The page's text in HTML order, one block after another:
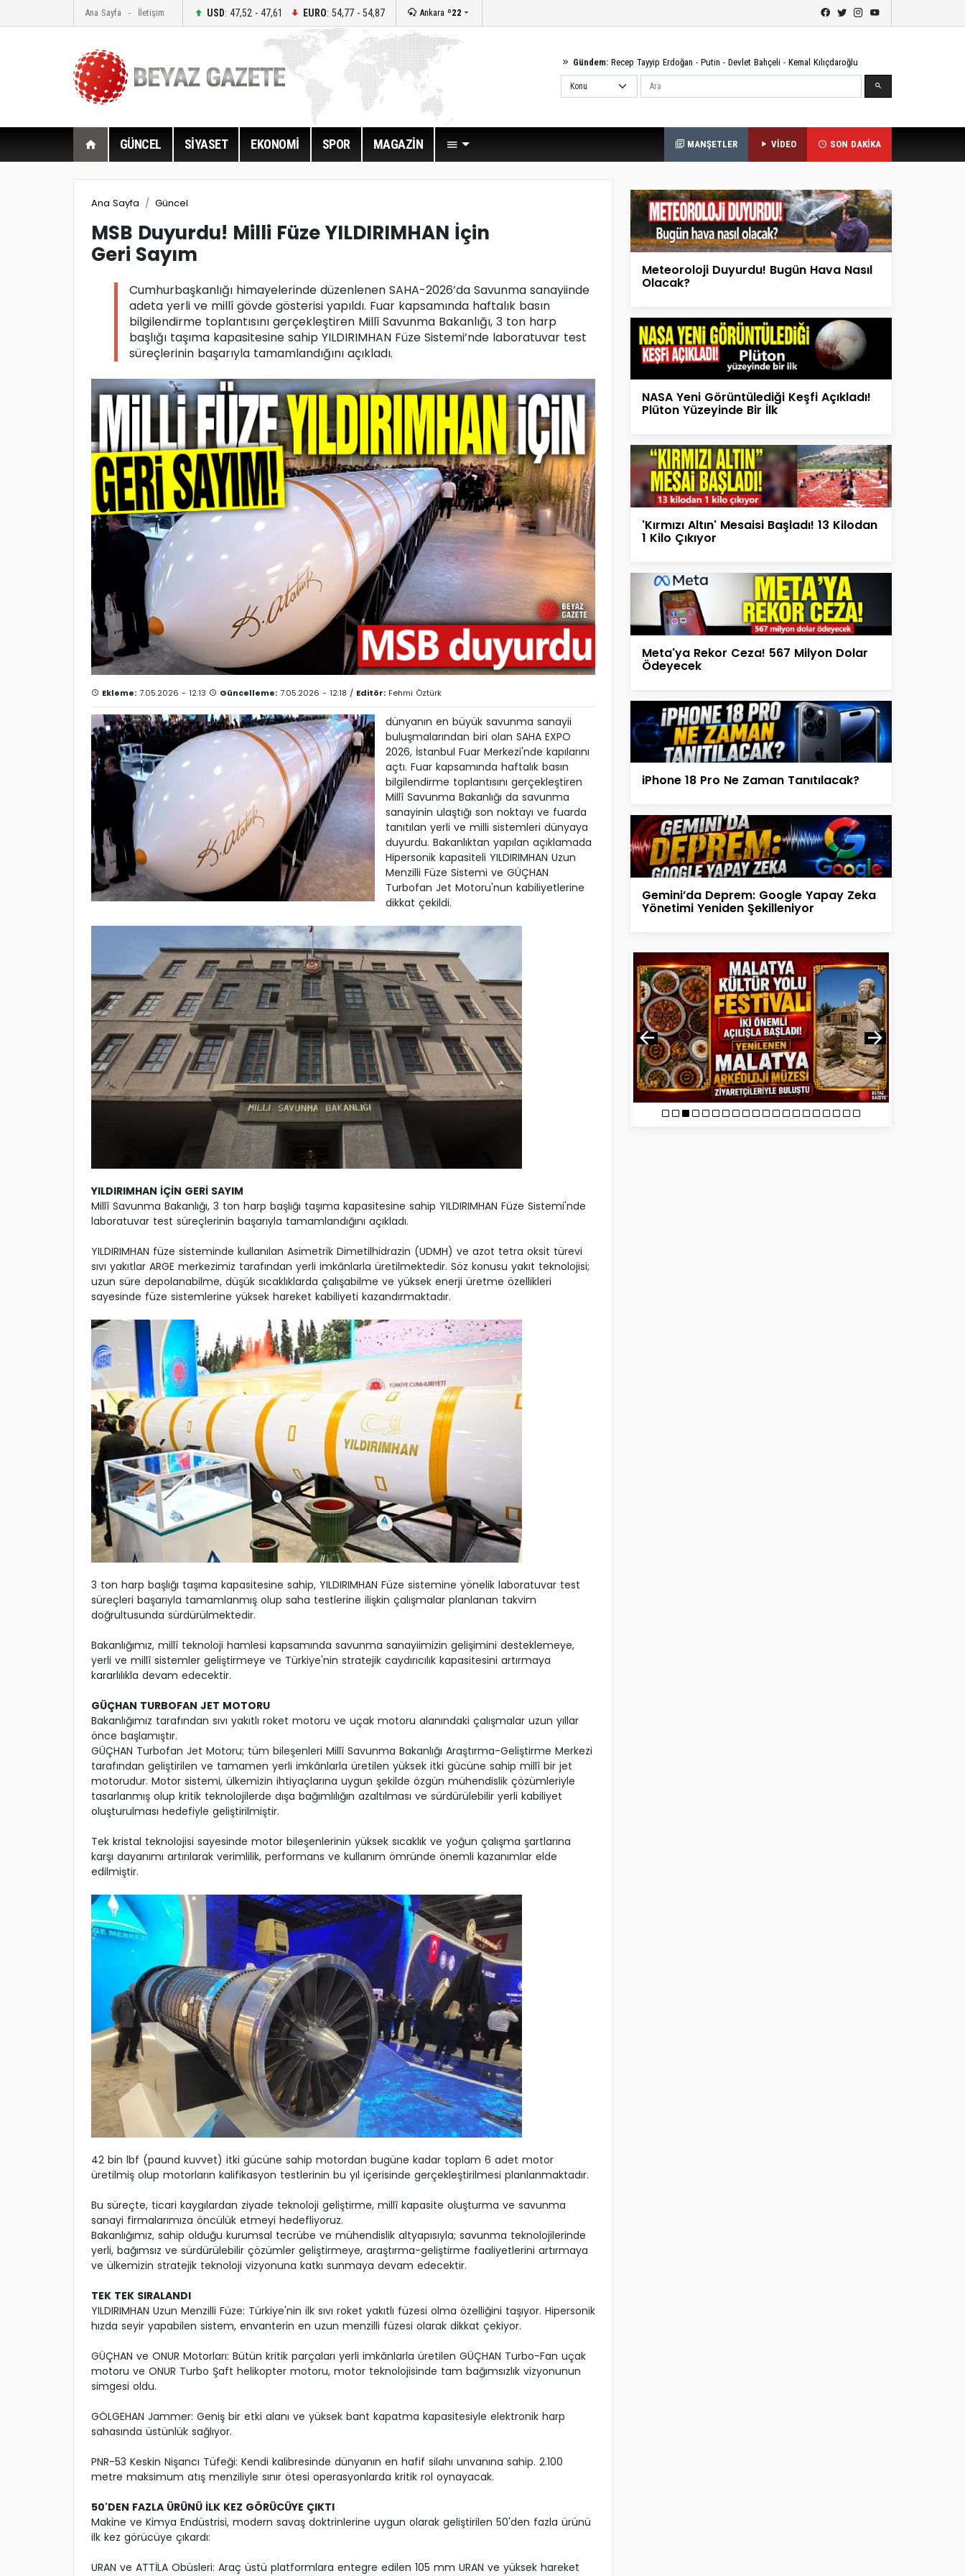
Ana Sayfa İletişim USD: 47,52 - 47,61 EURO: 54,77 - 54,87 Ankara º22
Gündem: Recep Tayyip Erdoğan - Putin - Devlet Bahçeli - Kemal Kılıçdaroğlu
Ara
GÜNCEL SİYASET EKONOMİ SPOR MAGAZİN MANŞETLER VİDEO SON DAKİKA
Ana Sayfa Güncel
MSB Duyurdu! Milli Füze YILDIRIMHAN İçin
Geri Sayım
Cumhurbaşkanlığı himayelerinde düzenlenen SAHA-2026’da Savunma sanayiinde
adeta yerli ve millî gövde gösterisi yapıldı. Fuar kapsamında haftalık basın
bilgilendirme toplantısını gerçekleştiren Millî Savunma Bakanlığı, 3 ton harp
başlığı taşıma kapasitesine sahip YILDIRIMHAN Füze Sistemi’nde laboratuvar test
süreçlerinin başarıyla tamamlandığını açıkladı.
Ekleme: 7.05.2026 - 12:13 Güncelleme: 7.05.2026 - 12:18 / Editör: Fehmi Öztürk
dünyanın en büyük savunma sanayii
buluşmalarından biri olan SAHA EXPO
2026, İstanbul Fuar Merkezi'nde kapılarını
açtı. Fuar kapsamında haftalık basın
bilgilendirme toplantısını gerçekleştiren
Millî Savunma Bakanlığı da savunma
sanayinin ulaştığı son noktayı ve fuarda
tanıtılan yerli ve milli sistemleri dünyaya
duyurdu. Bakanlıktan yapılan açıklamada
Hipersonik kapasiteli YILDIRIMHAN Uzun
Menzilli Füze Sistemi ve GÜÇHAN
Turbofan Jet Motoru'nun kabiliyetlerine
dikkat çekildi.
YILDIRIMHAN İÇİN GERİ SAYIM
Millî Savunma Bakanlığı, 3 ton harp başlığı taşıma kapasitesine sahip YILDIRIMHAN Füze Sistemi'nde
laboratuvar test süreçlerinin başarıyla tamamlandığını açıkladı.
YILDIRIMHAN füze sisteminde kullanılan Asimetrik Dimetilhidrazin (UDMH) ve azot tetra oksit türevi
sıvı yakıtlar ARGE merkezimiz tarafından yerli imkânlarla üretilmektedir. Söz konusu yakıt teknolojisi;
uzun süre depolanabilme, düşük sıcaklıklarda çalışabilme ve yüksek enerji üretme özellikleri
sayesinde füze sistemlerine yüksek hareket kabiliyeti kazandırmaktadır.
3 ton harp başlığı taşıma kapasitesine sahip, YILDIRIMHAN Füze sistemine yönelik laboratuvar test
süreçleri başarıyla tamamlanmış olup saha testlerine ilişkin çalışmalar planlanan takvim
doğrultusunda sürdürülmektedir.
Bakanlığımız, millî teknoloji hamlesi kapsamında savunma sanayiimizin gelişimini desteklemeye,
yerli ve millî sistemler geliştirmeye ve Türkiye'nin stratejik caydırıcılık kapasitesini artırmaya
kararlılıkla devam edecektir.
GÜÇHAN TURBOFAN JET MOTORU
Bakanlığımız tarafından sıvı yakıtlı roket motoru ve uçak motoru alanındaki çalışmalar uzun yıllar
önce başlamıştır.
GÜÇHAN Turbofan Jet Motoru; tüm bileşenleri Millî Savunma Bakanlığı Araştırma-Geliştirme Merkezi
tarafından geliştirilen ve tamamen yerli imkânlarla üretilen yüksek itki gücüne sahip millî bir jet
motorudur. Motor sistemi, ülkemizin ihtiyaçlarına uygun şekilde özgün mühendislik çözümleriyle
tasarlanmış olup kritik teknolojilerde dışa bağımlılığın azaltılması ve sürdürülebilir yerli kabiliyet
oluşturulması hedefiyle geliştirilmiştir.
Tek kristal teknolojisi sayesinde motor bileşenlerinin yüksek sıcaklık ve yoğun çalışma şartlarına
karşı dayanımı artırılarak verimlilik, performans ve kullanım ömründe önemli kazanımlar elde
edilmiştir.
42 bin lbf (paund kuvvet) itki gücüne sahip motordan bugüne kadar toplam 6 adet motor
üretilmiş olup motorların kalifikasyon testlerinin bu yıl içerisinde gerçekleştirilmesi planlanmaktadır.
Bu süreçte, ticari kaygılardan ziyade teknoloji geliştirme, millî kapasite oluşturma ve savunma
sanayi firmalarımıza öncülük etmeyi hedefliyoruz.
Bakanlığımız, sahip olduğu kurumsal tecrübe ve mühendislik altyapısıyla; savunma teknolojilerinde
yerli, bağımsız ve sürdürülebilir çözümler geliştirmeye, araştırma-geliştirme faaliyetlerini artırmaya
ve ülkemizin stratejik teknoloji vizyonuna katkı sunmaya devam edecektir.
TEK TEK SIRALANDI
YILDIRIMHAN Uzun Menzilli Füze: Türkiye'nin ilk sıvı roket yakıtlı füzesi olma özelliğini taşıyor. Hipersonik
hızda seyir yapabilen sistem, envanterin en uzun menzilli füzesi olarak dikkat çekiyor.
GÜÇHAN ve ONUR Motorları: Bütün kritik parçaları yerli imkânlarla üretilen GÜÇHAN Turbo-Fan uçak
motoru ve ONUR Turbo Şaft helikopter motoru, motor teknolojisinde tam bağımsızlık vizyonunun
simgesi oldu.
GÖLGEHAN Jammer: Geniş bir etki alanı ve yüksek bant kapatma kapasitesiyle elektronik harp
sahasında üstünlük sağlıyor.
PNR-53 Keskin Nişancı Tüfeği: Kendi kalibresinde dünyanın en hafif silahı unvanına sahip. 2.100
metre maksimum atış menziliyle sınır ötesi operasyonlarda kritik rol oynayacak.
50'DEN FAZLA ÜRÜNÜ İLK KEZ GÖRÜCÜYE ÇIKTI
Makine ve Kimya Endüstrisi, modern savaş doktrinlerine uygun olarak geliştirilen 50'den fazla ürünü
ilk kez görücüye çıkardı:
URAN ve ATTİLA Obüsleri: Araç üstü platformlara entegre edilen 105 mm URAN ve yüksek hareket
Meteoroloji Duyurdu! Bugün Hava Nasıl
Olacak?
NASA Yeni Görüntülediği Keşfi Açıkladı!
Plüton Yüzeyinde Bir İlk
'Kırmızı Altın' Mesaisi Başladı! 13 Kilodan
1 Kilo Çıkıyor
Meta'ya Rekor Ceza! 567 Milyon Dolar
Ödeyecek
iPhone 18 Pro Ne Zaman Tanıtılacak?
Gemini’da Deprem: Google Yapay Zeka
Yönetimi Yeniden Şekilleniyor